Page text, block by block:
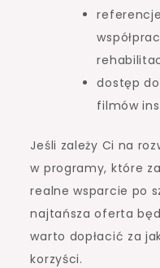
dostęp
filmów
Jeśli zależy Ci na
w programy, które
realne wsparcie po
najtańsza oferta
warto dopłacić za
korzyści.